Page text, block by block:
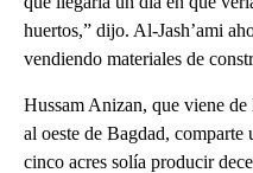
huertos,” dijo. Al-Jash’ami
vendiendo materiales de
Hussam Anizan, que viene
al oeste de Bagdad,
cinco acres solía producir